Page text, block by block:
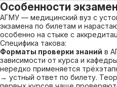
Особенности
АГМУ — медицинский вуз с
экзамена по билетам и
особенно на стыке с
Специфика такова:
Форматы проверки знаний в
зависимости от курса и
нередко применяется
→ устный ответ по билету.